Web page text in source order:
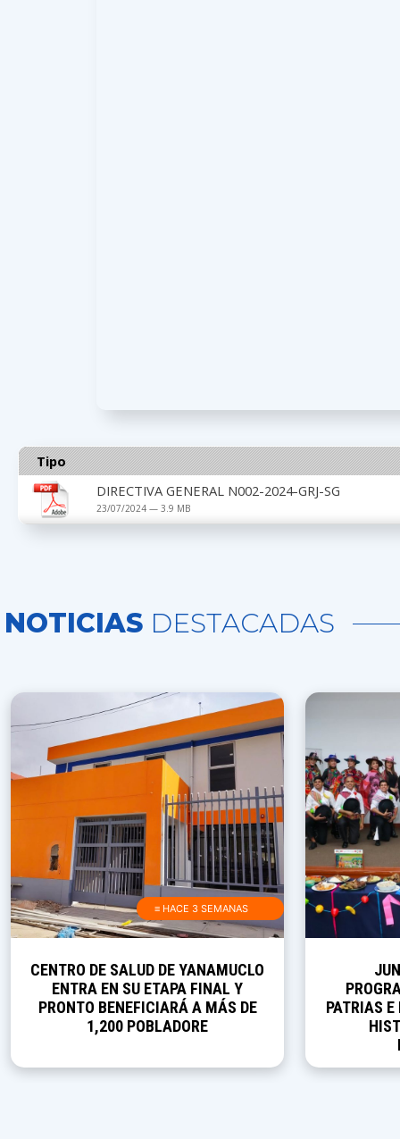
Tipo
DIRECTIVA GENERAL N002-2024-GRJ-SG
23/07/2024 — 3.9 MB
NOTICIAS DESTACADAS
≡ HACE 3 SEMANAS
CENTRO DE SALUD DE YANAMUCLO
ENTRA EN SU ETAPA FINAL Y
PRONTO BENEFICIARÁ A MÁS DE
1,200 POBLADORE
PATRIAS